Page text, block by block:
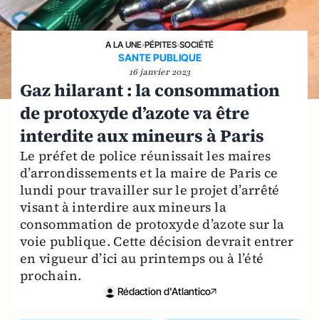
A LA UNE›PÉPITES›SOCIÉTÉ
SANTE PUBLIQUE
16 janvier 2023
Gaz hilarant : la consommation
de protoxyde d’azote va être
interdite aux mineurs à Paris
Le préfet de police réunissait les maires
d’arrondissements et la maire de Paris ce
lundi pour travailler sur le projet d’arrêté
visant à interdire aux mineurs la
consommation de protoxyde d’azote sur la
voie publique. Cette décision devrait entrer
en vigueur d’ici au printemps ou à l’été
prochain.
Rédaction d'Atlantico